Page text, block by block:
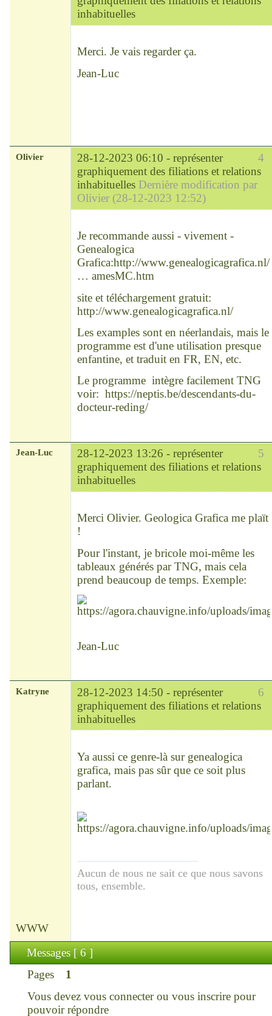
inhabituelles
Merci. Je vais regarder ça.
Jean-Luc
4
Olivier 28-12-2023 06:10 - représenter
graphiquement des filiations et relations
inhabituelles Dernière modification par
Olivier (28-12-2023 12:52)
Je recommande aussi - vivement -
Genealogica
Grafica:http://www.genealogicagrafica.nl/
… amesMC.htm
site et téléchargement gratuit:
http://www.genealogicagrafica.nl/
Les examples sont en néerlandais, mais le
programme est d'une utilisation presque
enfantine, et traduit en FR, EN, etc.
Le programme intègre facilement TNG
voir: https://neptis.be/descendants-du-
docteur-reding/
5
Jean-Luc 28-12-2023 13:26 - représenter
graphiquement des filiations et relations
inhabituelles
Merci Olivier. Geologica Grafica me plaït
!
Pour l'instant, je bricole moi-même les
tableaux générés par TNG, mais cela
prend beaucoup de temps. Exemple:
Jean-Luc
6
Katryne 28-12-2023 14:50 - représenter
graphiquement des filiations et relations
inhabituelles
Ya aussi ce genre-là sur genealogica
grafica, mais pas sûr que ce soit plus
parlant.
Aucun de nous ne sait ce que nous savons
tous, ensemble.
WWW
Messages [ 6 ]
Pages
1
Vous devez vous connecterou vous inscrirepour
pouvoir répondre